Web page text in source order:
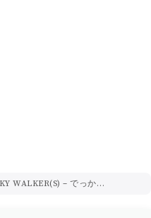
JUN SKY WALKER(S) – でっかい太陽 歌詞 ( Lyrics)